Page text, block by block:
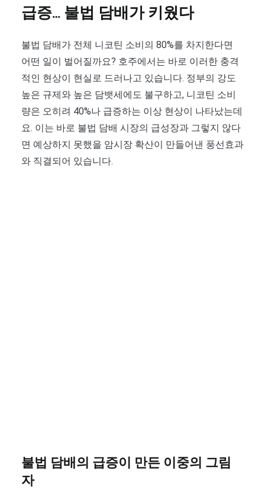
급증… 불법 담배가 키웠다
불법 담배가 전체 니코틴 소비의 80%를 차지한다면
어떤 일이 벌어질까요? 호주에서는 바로 이러한 충격
적인 현상이 현실로 드러나고 있습니다. 정부의 강도
높은 규제와 높은 담뱃세에도 불구하고, 니코틴 소비
량은 오히려 40%나 급증하는 이상 현상이 나타났는데
요. 이는 바로 불법 담배 시장의 급성장과 그렇지 않다
면 예상하지 못했을 암시장 확산이 만들어낸 풍선효과
와 직결되어 있습니다.
불법 담배의 급증이 만든 이중의 그림
자